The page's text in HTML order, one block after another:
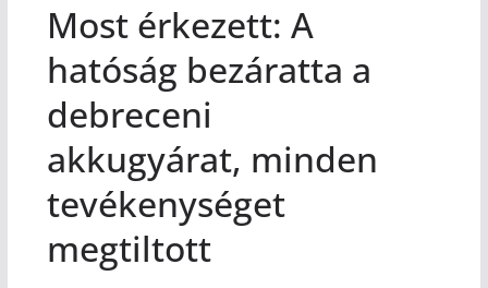
Most érkezett: A
hatóság bezáratta a
debreceni
akkugyárat, minden
tevékenységet
megtiltott